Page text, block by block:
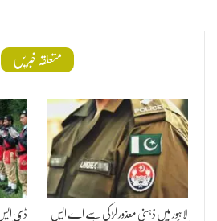
متعلقہ خبریں
لاہور میں ذہنی معذور لڑکی سے اے ایس
ڈی ایس